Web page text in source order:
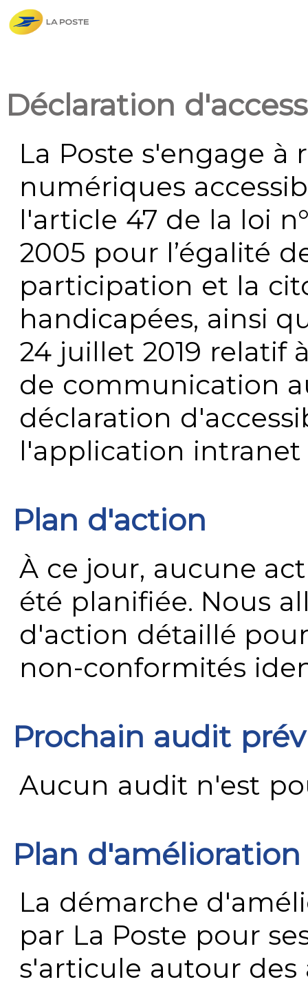
Déclaration
La Poste s'engage à
numériques
l'article 47 de la loi
2005 pour l’égalité
participation et la
handicapées, ainsi
24 juillet 2019 relatif
de communication
déclaration
l'application
Plan d'action
À ce jour, aucune
été planifiée. Nous
d'action détaillé
non-conformités
Prochain audit
Aucun audit n'est
Plan
La démarche
par La Poste pour
s'articule autour des